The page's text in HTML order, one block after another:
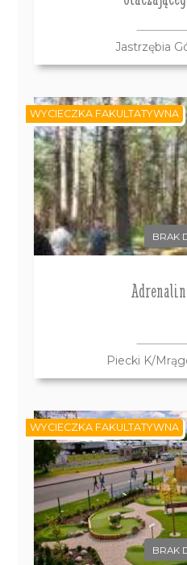
Jastrzębia
BRAK
Piecki K/
WYCIECZKA FAKULTATYWNA
BRAK
WYCIECZKA FAKULTATYWNA